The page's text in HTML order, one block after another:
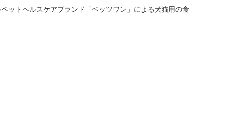
ットヘルスケアブランド「ベッツワン」による犬猫用の食